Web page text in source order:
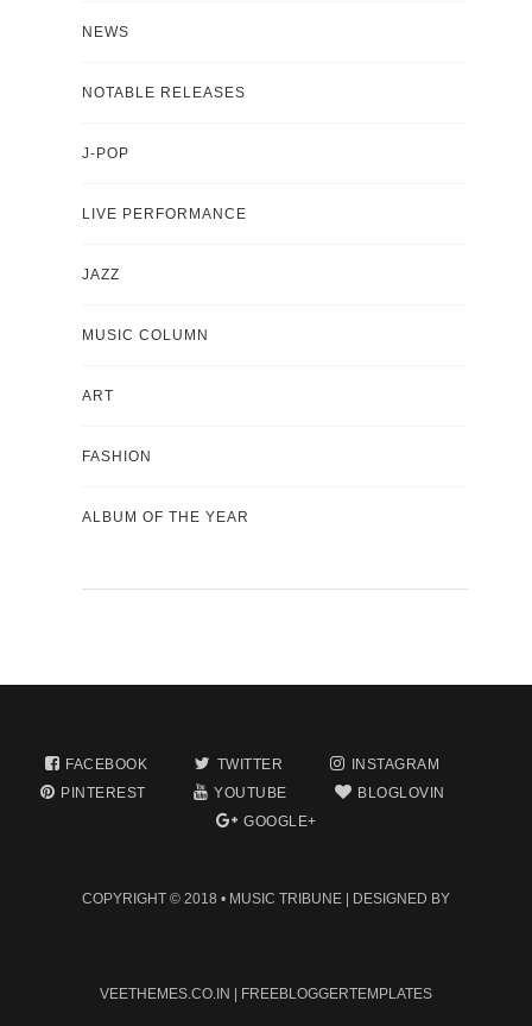
NEWS
NOTABLE RELEASES
J-POP
LIVE PERFORMANCE
JAZZ
MUSIC COLUMN
ART
FASHION
ALBUM OF THE YEAR
FACEBOOK TWITTER
INSTAGRAM
PINTEREST
YOUTUBE
BLOGLOVIN
GOOGLE+
COPYRIGHT © 2018 • MUSIC TRIBUNE | DESIGNED BY
VEETHEMES.CO.IN | FREEBLOGGERTEMPLATES